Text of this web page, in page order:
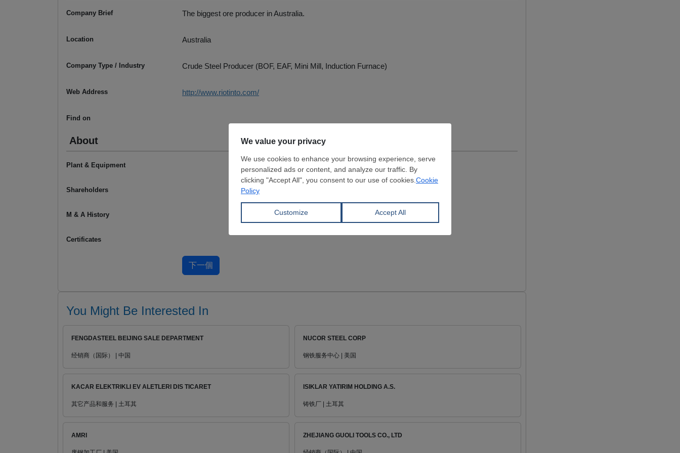
Company Brief The biggest ore producer in Australia.
Location Australia
Company Type / Industry Crude Steel Producer (BOF, EAF, Mini Mill, Induction Furnace)
Web Address http://www.riotinto.com/
Find on
About
Plant & Equipment
Shareholders
M & A History
Certificates
You Might Be Interested In
FENGDASTEEL BEIJING SALE DEPARTMENT
经销商（国际） | 中国
NUCOR STEEL CORP
钢铁服务中心 | 美国
KACAR ELEKTRIKLI EV ALETLERI DIS TICARET
其它产品和服务 | 土耳其
ISIKLAR YATIRIM HOLDING A.S.
铸铁厂 | 土耳其
AMRI ZHEJIANG GUOLI TOOLS CO., LTD